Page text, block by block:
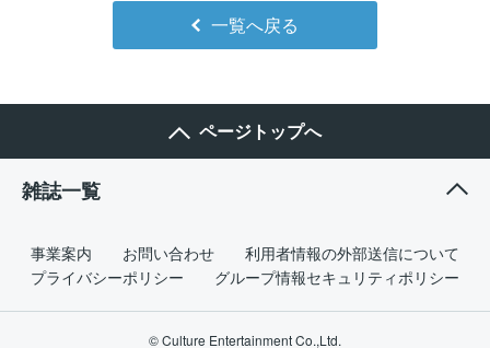
一覧へ戻る
ページトップへ
雑誌一覧
事業案内 お問い合わせ
利用者情報の外部送信について
プライバシーポリシー
グループ情報セキュリティポリシー
© Culture Entertainment Co.,Ltd.